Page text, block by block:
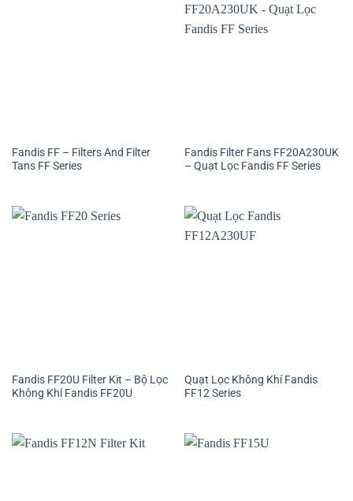
Fandis FF – Filters And Filter
Tans FF Series
Fandis Filter Fans FF20A230UK
– Quạt Lọc Fandis FF Series
Fandis FF20U Filter Kit – Bộ Lọc
Không Khí Fandis FF20U
Quạt Lọc Không Khí Fandis
FF12 Series